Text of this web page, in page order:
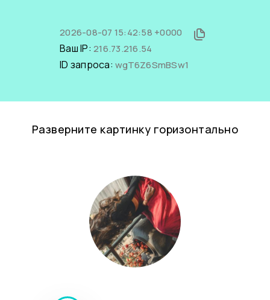
2026-08-07 15:42:58 +0000
Ваш IP: 216.73.216.54
ID запроса: wgT6Z6SmBSw1
Разверните картинку горизонтально